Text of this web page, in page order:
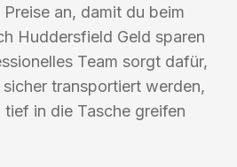
an, damit du beim
Huddersfield Geld sparen
Team sorgt dafür,
transportiert werden,
in die Tasche greifen